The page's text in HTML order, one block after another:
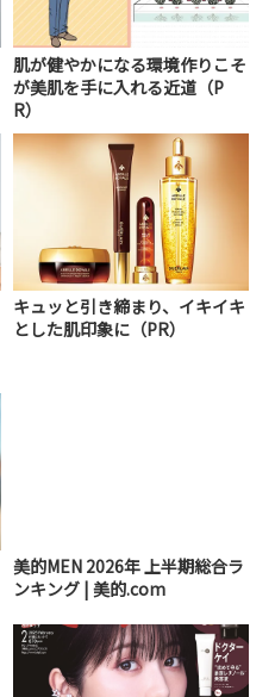
肌が健やかになる環境作りこそ
が美肌を手に入れる近道（P
R）
キュッと引き締まり、イキイキ
とした肌印象に（PR）
美的MEN 2026年 上半期総合ラ
ンキング | 美的.com